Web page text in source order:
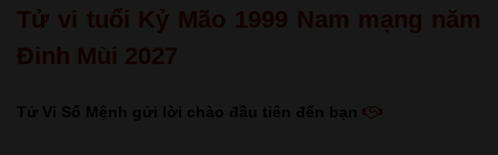
Tử vi tuổi Kỷ Mão 1999 Nam mạng năm
Đinh Mùi 2027
Tử Vi Số Mệnh gửi lời chào đầu tiên đến bạn